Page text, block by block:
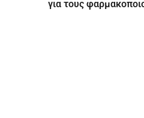
για τους